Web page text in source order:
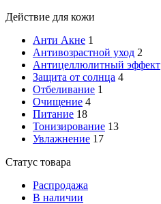
Действие для кожи
Анти Акне 1
Антивозрастной уход 2
Антицеллюлитный эффект
Защита от солнца 4
Отбеливание 1
Очищение 4
Питание 18
Тонизирование 13
Увлажнение 17
Статус товара
Распродажа
В наличии